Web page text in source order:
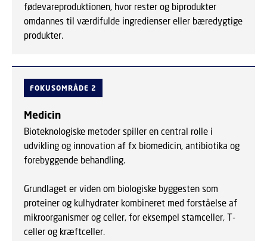
fødevareproduktionen, hvor rester og biprodukter
omdannes til værdifulde ingredienser eller bæredygtige
produkter.
FOKUSOMRÅDE 2
Medicin
Bioteknologiske metoder spiller en central rolle i
udvikling og innovation af fx biomedicin, antibiotika og
forebyggende behandling.
Grundlaget er viden om biologiske byggesten som
proteiner og kulhydrater kombineret med forståelse af
mikroorganismer og celler, for eksempel stamceller, T-
celler og kræftceller.